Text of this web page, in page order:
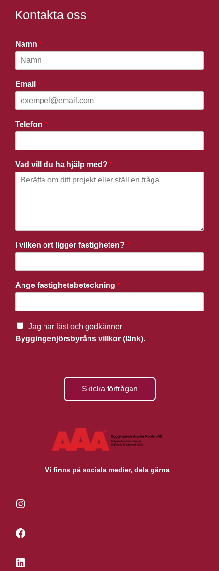
Kontakta oss
Namn *
Email *
Telefon *
Vad vill du ha hjälp med? *
I vilken ort ligger fastigheten? *
Ange fastighetsbeteckning *
Jag har läst och godkänner
Byggingenjörsbyråns villkor (länk).
Skicka förfrågan
Vi finns på sociala medier, dela gärna
Instagram
Facebook
LinkedIn